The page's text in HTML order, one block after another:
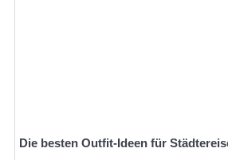
Die besten Outfit-Ideen für